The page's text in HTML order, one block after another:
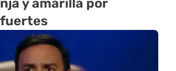
y amarilla por